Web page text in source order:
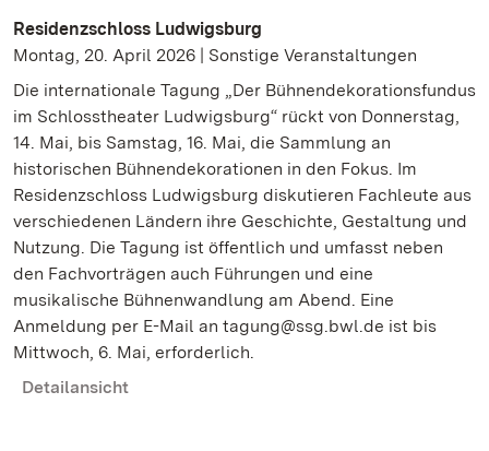
Residenzschloss Ludwigsburg
Montag, 20. April 2026 | Sonstige Veranstaltungen
Die internationale Tagung „Der Bühnendekorationsfundus
im Schlosstheater Ludwigsburg“ rückt von Donnerstag,
14. Mai, bis Samstag, 16. Mai, die Sammlung an
historischen Bühnendekorationen in den Fokus. Im
Residenzschloss Ludwigsburg diskutieren Fachleute aus
verschiedenen Ländern ihre Geschichte, Gestaltung und
Nutzung. Die Tagung ist öffentlich und umfasst neben
den Fachvorträgen auch Führungen und eine
musikalische Bühnenwandlung am Abend. Eine
Anmeldung per E-Mail an tagung@ssg.bwl.de ist bis
Mittwoch, 6. Mai, erforderlich.
Detailansicht